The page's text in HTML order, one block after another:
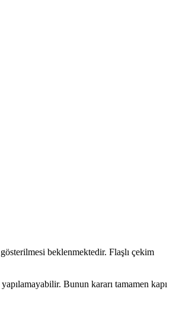
beklenmektedir. Flaşlı çekim
Bunun kararı tamamen kapı